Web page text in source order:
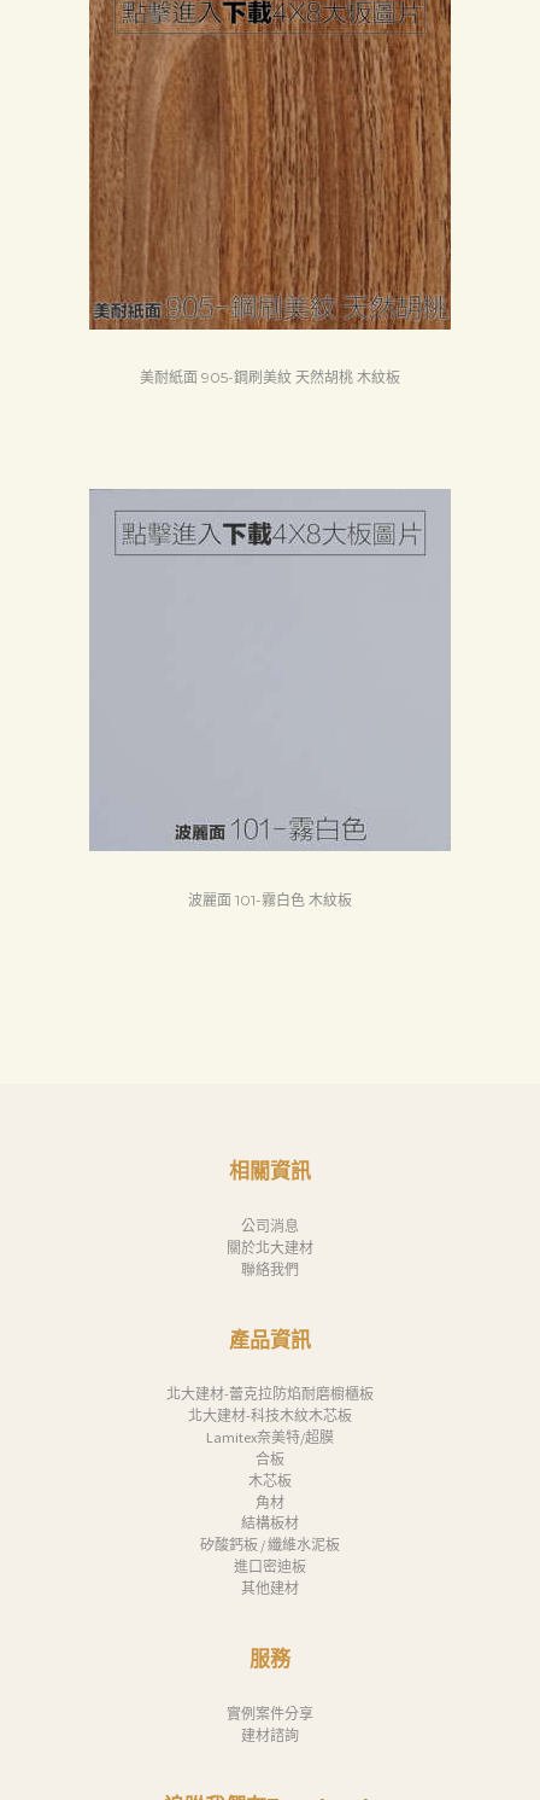
美耐紙面 905-鋼刷美紋 天然胡桃 木紋板
波麗面 101-霧白色 木紋板
相關資訊
公司消息
關於北大建材
聯絡我們
產品資訊
北大建材-蕾克拉防焰耐磨櫥櫃板
北大建材-科技木紋木芯板
Lamitex奈美特/超膜
合板
木芯板
角材
結構板材
矽酸鈣板 / 纖維水泥板
進口密迪板
其他建材
服務
實例案件分享
建材諮詢